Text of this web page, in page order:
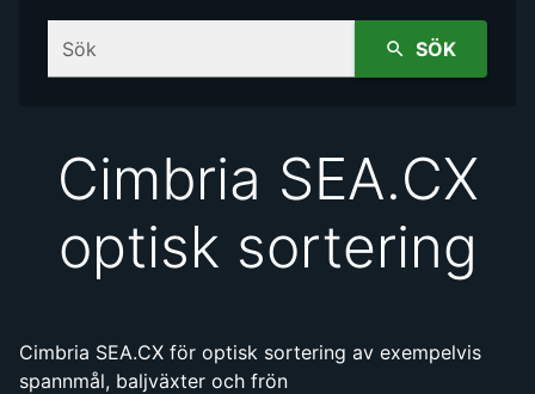
Sök SÖK
Cimbria SEA.CX
optisk sortering
Cimbria SEA.CX för optisk sortering av exempelvis
spannmål, baljväxter och frön